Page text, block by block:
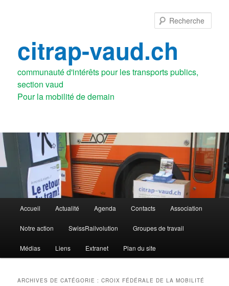
citrap-vaud.ch
communauté d'intérêts pour les transports publics,
section vaud
principal
Accueil Actualité Agenda Contacts Association
Notre action SwissRailvolution Groupes de travail
Médias Liens Extranet Plan du site
ARCHIVES DE CATÉGORIE :CROIX FÉDÉRALE DE LA MOBILITÉ